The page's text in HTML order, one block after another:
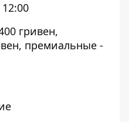
гривен,
премиальные -